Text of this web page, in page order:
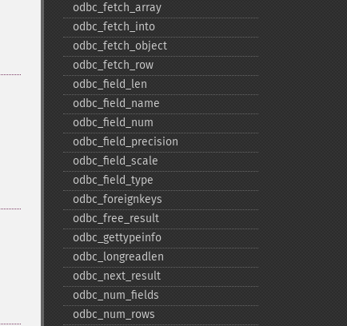
odbc_​fetch_​array
odbc_​fetch_​into
odbc_​fetch_​object
odbc_​fetch_​row
odbc_​field_​len
odbc_​field_​name
odbc_​field_​num
odbc_​field_​precision
odbc_​field_​scale
odbc_​field_​type
odbc_​foreignkeys
odbc_​free_​result
odbc_​gettypeinfo
odbc_​longreadlen
odbc_​next_​result
odbc_​num_​fields
odbc_​num_​rows